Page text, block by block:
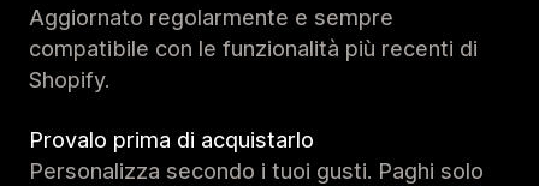
Aggiornato regolarmente e sempre
compatibile con le funzionalità più recenti di
Shopify.
Provalo prima di acquistarlo
Personalizza secondo i tuoi gusti. Paghi solo